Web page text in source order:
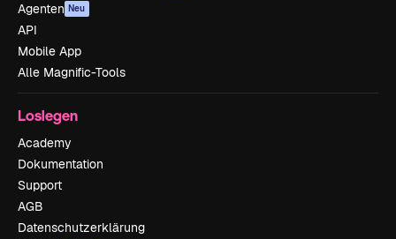
Agenten Neu
API
Mobile App
Alle Magnific-Tools
Loslegen
Academy
Dokumentation
Support
AGB
Datenschutzerklärung